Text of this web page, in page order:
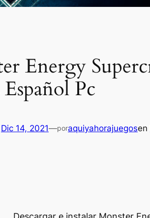
Energy
Pc
Dic 14, 2021—poraquiyahorajuegosen